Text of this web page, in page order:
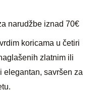
narudžbe iznad 70€
koricama u četiri
zlatnim ili
elegantan, savršen za